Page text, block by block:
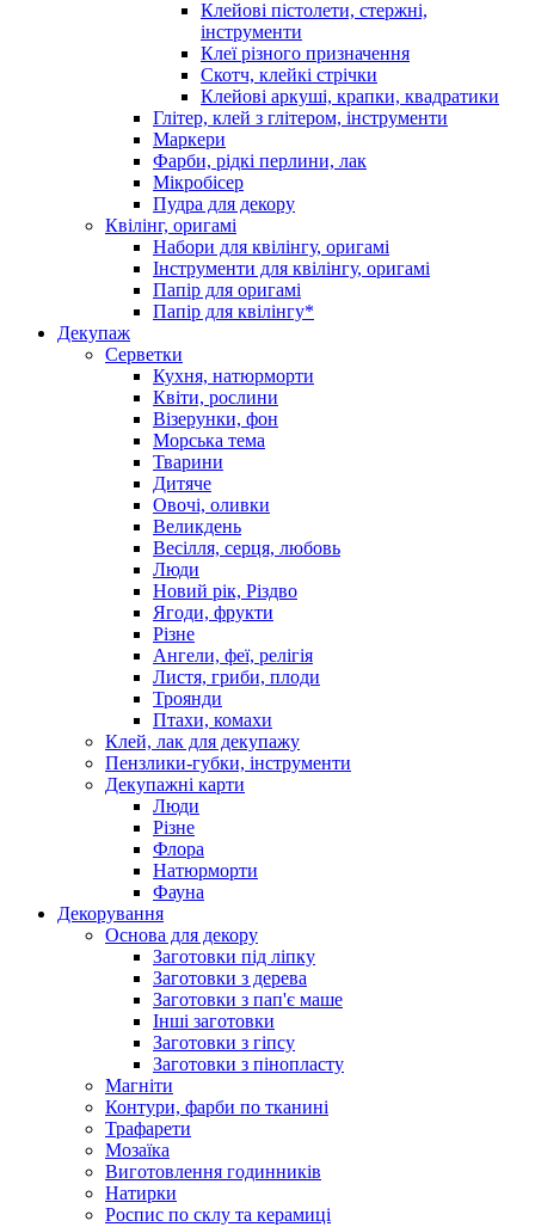
Клейові пістолети, стержні,
інструменти
Клеї різного призначення
Скотч, клейкі стрічки
Клейові аркуші, крапки, квадратики
Глітер, клей з глітером, інструменти
Маркери
Фарби, рідкі перлини, лак
Мікробісер
Пудра для декору
Квілінг, оригамі
Набори для квілінгу, оригамі
Інструменти для квілінгу, оригамі
Папір для оригамі
Папір для квілінгу*
Декупаж
Серветки
Кухня, натюрморти
Квіти, рослини
Візерунки, фон
Морська тема
Тварини
Дитяче
Овочі, оливки
Великдень
Весілля, серця, любовь
Люди
Новий рік, Різдво
Ягоди, фрукти
Різне
Ангели, феї, релігія
Листя, гриби, плоди
Троянди
Птахи, комахи
Клей, лак для декупажу
Пензлики-губки, інструменти
Декупажні карти
Люди
Різне
Флора
Натюрморти
Фауна
Декорування
Основа для декору
Заготовки під ліпку
Заготовки з дерева
Заготовки з пап'є маше
Інші заготовки
Заготовки з гіпсу
Заготовки з пінопласту
Магніти
Контури, фарби по тканині
Трафарети
Мозаїка
Виготовлення годинників
Натирки
Роспис по склу та керамиці